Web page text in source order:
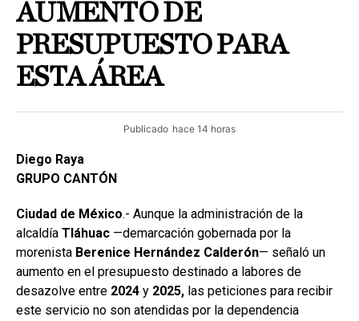
AUMENTO DE
PRESUPUESTO PARA
ESTA ÁREA
Publicado hace 14 horas
Diego Raya
GRUPO CANTÓN
Ciudad de México.- Aunque la administración de la
alcaldía Tláhuac —demarcación gobernada por la
morenista Berenice Hernández Calderón— señaló un
aumento en el presupuesto destinado a labores de
desazolve entre 2024 y 2025, las peticiones para recibir
este servicio no son atendidas por la dependencia